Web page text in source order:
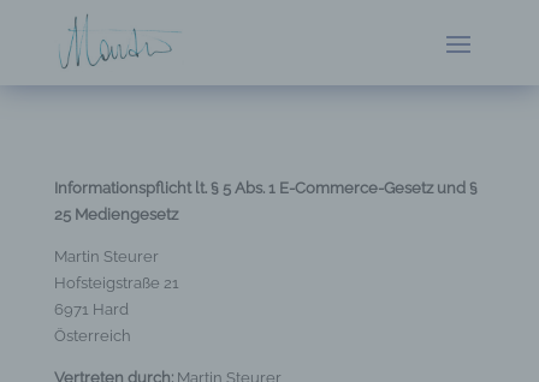
Informationspflicht lt. § 5 Abs. 1 E-Commerce-Gesetz und §
25 Mediengesetz
Martin Steurer
Hofsteigstraße 21
6971 Hard
Österreich
Vertreten durch:Martin Steurer